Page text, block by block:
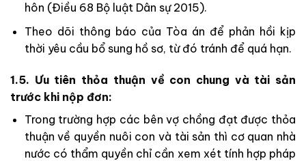
hôn (Điều 68 Bộ luật Dân sự 2015).
Theo dõi thông báo của Tòa án để phản hồi kịp
thời yêu cầu bổ sung hồ sơ, từ đó tránh để quá hạn.
1.5. Ưu tiên thỏa thuận về con chung và tài sản
trước khi nộp đơn:
Trong trường hợp các bên vợ chồng đạt được thỏa
thuận về quyền nuôi con và tài sản thì cơ quan nhà
nước có thẩm quyền chỉ cần xem xét tính hợp pháp